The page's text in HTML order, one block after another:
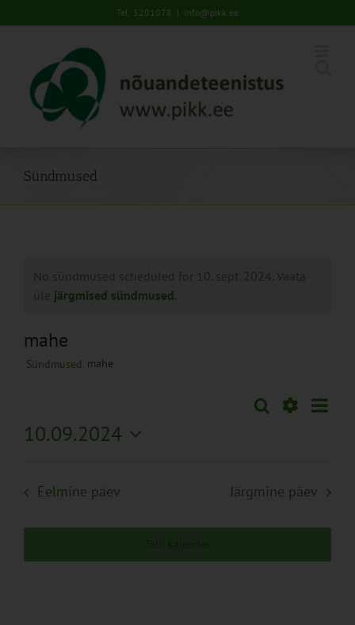
to
Tel: 5201078 | info@pikk.ee
Sündmused
No sündmused scheduled for 10. sept. 2024. Vaata
üle järgmised sündmused
mahe
Sündmused mahe
Sündmused
Navigation
Otsi Päev
10.09.2024
Eelmine päev Järgmine päev